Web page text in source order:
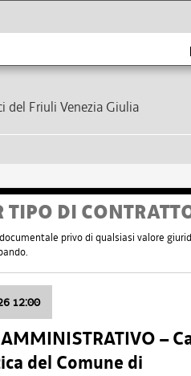
Friuli Venezia Giulia
TIPO DI
privo di qualsiasi valore
12:00
–
del Comune di